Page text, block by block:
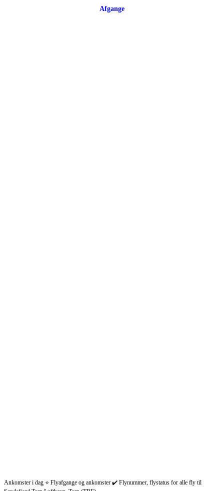
Afgange
Ankomster i dag ⭐ Flyafgange og ankomster ✔️ Flynummer, flystatus for alle fly til